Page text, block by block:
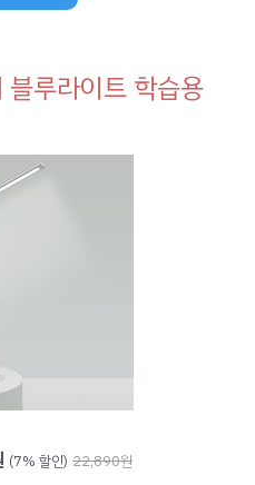
루라이트 학습용
(7% 할인) 22,890원